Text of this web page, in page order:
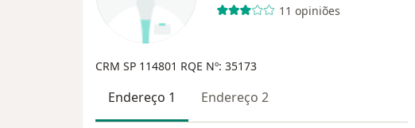
11 opiniões
CRM SP 114801 RQE Nº: 35173
Endereço 1 Endereço 2